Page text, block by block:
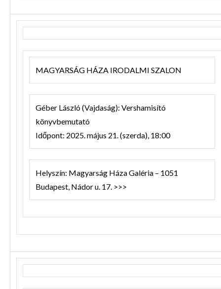
MAGYARSÁG HÁZA IRODALMI SZALON
Géber László (Vajdaság): Vershamisító
könyvbemutató
Időpont: 2025. május 21. (szerda), 18:00
Helyszín: Magyarság Háza Galéria – 1051
Budapest, Nádor u. 17. >>>